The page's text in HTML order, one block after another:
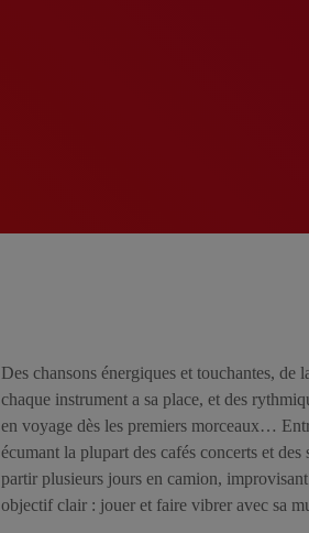
Des chansons énergiques et touchantes,
chaque instrument a sa place, et des
en voyage dès les premiers morceaux…
écumant la plupart des cafés concerts et
partir plusieurs jours en camion,
objectif clair : jouer et faire vibrer avec sa